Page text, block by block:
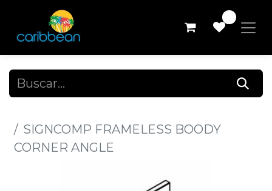
SIGNCOMP FRAMELESS BOODY
CORNER ANGLE